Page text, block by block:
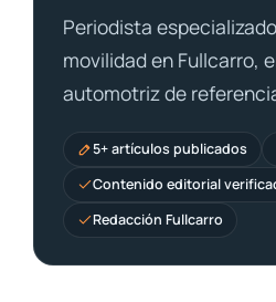
Periodista
movilidad en Fullcarro,
automotriz de
5+ artículos publicados
Contenido editorial
Redacción Fullcarro